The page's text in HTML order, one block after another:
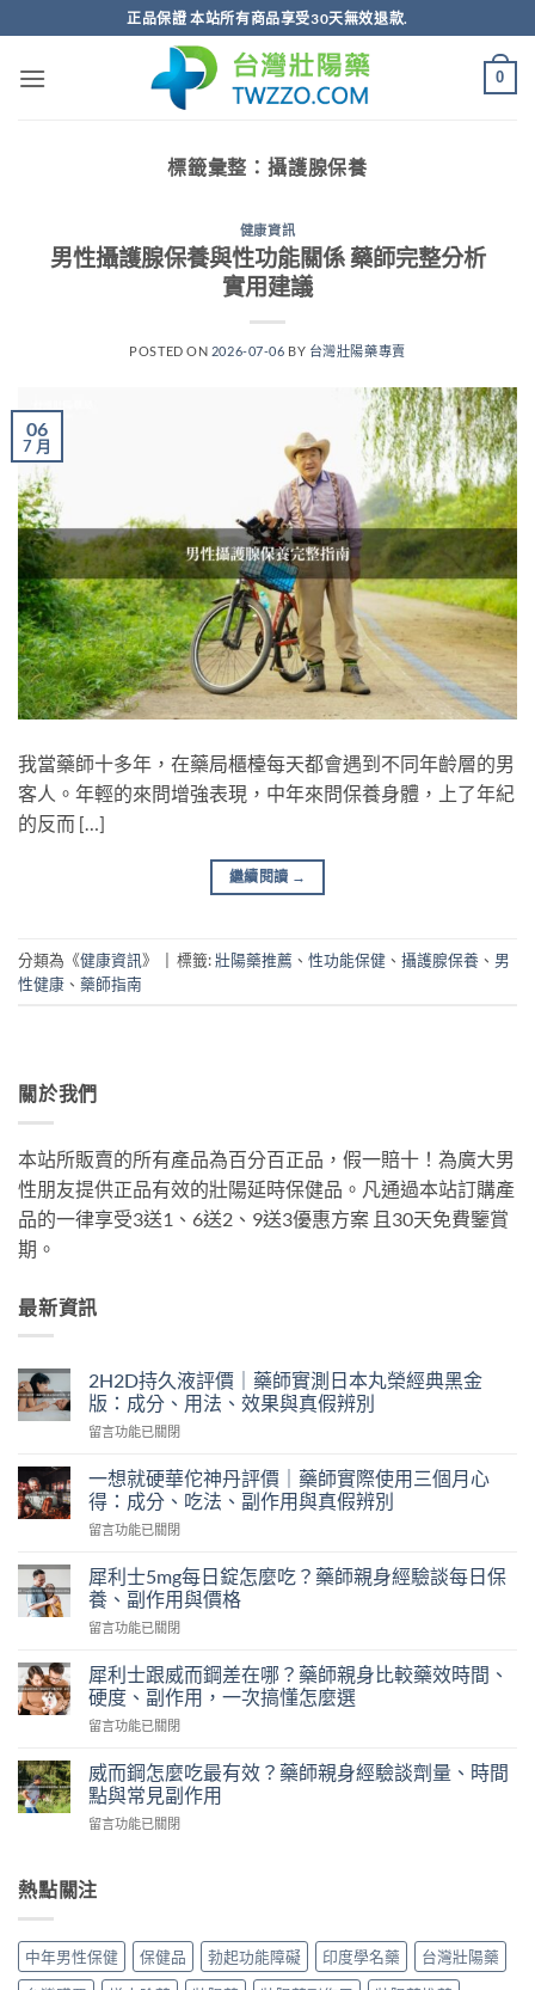
轉
正品保證 本站所有商品享受30天無效退款.
0
標籤彙整： 攝護腺保養
健康資訊
男性攝護腺保養與性功能關係 藥師完整分析
實用建議
POSTED ON 2026-07-06 BY 台灣壯陽藥專賣
06
7 月
我當藥師十多年，在藥局櫃檯每天都會遇到不同年齡層的男
客人。年輕的來問增強表現，中年來問保養身體，上了年紀
的反而 […]
繼續閱讀 →
分類為《健康資訊》 標籤:壯陽藥推薦 、 性功能保健 、 攝護腺保養 、 男
性健康 、 藥師指南
關於我們
本站所販賣的所有產品為百分百正品，假一賠十！為廣大男
性朋友提供正品有效的壯陽延時保健品。凡通過本站訂購產
品的一律享受3送1、6送2、9送3優惠方案 且30天免費鑒賞
期。
最新資訊
2H2D持久液評價｜藥師實測日本丸榮經典黑金
版：成分、用法、效果與真假辨別
在
久
液
評
｜
藥
師
實
日
本
榮
典
黑
金
分、
用
效
果
與
留言功能已關閉
一想就硬華佗神丹評價｜藥師實際使用三個月心
得：成分、吃法、副作用與真假辨別
在
想
就
硬
華
神
丹
評
價
藥
師
際
三
心
得：
留言功能已關閉
犀利士5mg每日錠怎麼吃？藥師親身經驗談每日保
養、副作用與價格
在
利
士
5mg
每
錠
怎
麼
吃？
親
驗
談
留言功能已關閉
犀利士跟威而鋼差在哪？藥師親身比較藥效時間、
硬度、副作用，一次搞懂怎麼選
在
利
士
跟
威
差
藥
師
留言功能已關閉
威而鋼怎麼吃最有效？藥師親身經驗談劑量、時間
點與常見副作用
在
鋼
怎
吃
最
有
留言功能已關閉
熱點關注
中年男性保健 保健品 勃起功能障礙 印度學名藥
台灣壯陽藥